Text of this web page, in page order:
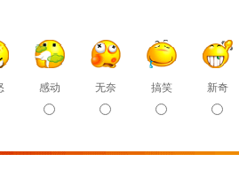
感动 无奈 搞笑 新奇